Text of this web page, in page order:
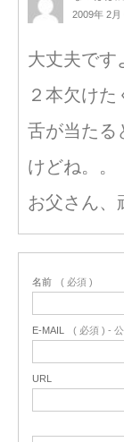
2009年 2月
大丈夫です
２本欠けた
舌が当たる
けどね。。
お父さん、
名前 ( 必須 )
E-MAIL ( 必須 ) -
URL